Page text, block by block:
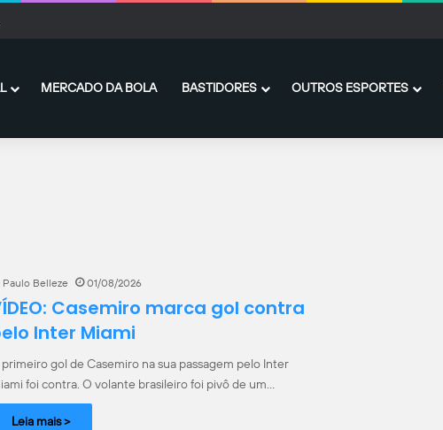
assistir ao vivo, horário e prováveis escalações
MERCADO DA BOLA BASTIDORES OUTROS ESPORTES
Paulo Belleze 01/08/2026
Casemiro marca gol contra
Inter Miami
gol de Casemiro na sua passagem pelo Inter
foi contra. O volante brasileiro foi pivô de um…
Leia mais >